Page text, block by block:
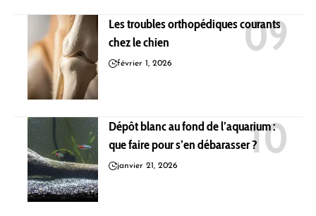
Les troubles orthopédiques courants
chez le chien
février 1, 2026
Dépôt blanc au fond de l’aquarium :
que faire pour s’en débarasser ?
janvier 21, 2026